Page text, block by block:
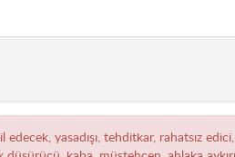
edecek, yasadışı, tehditkar, rahatsız